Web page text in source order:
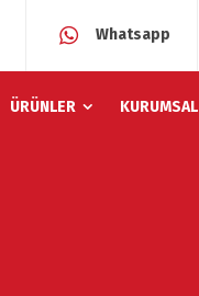
Whatsapp
ÜRÜNLER KURUMSAL